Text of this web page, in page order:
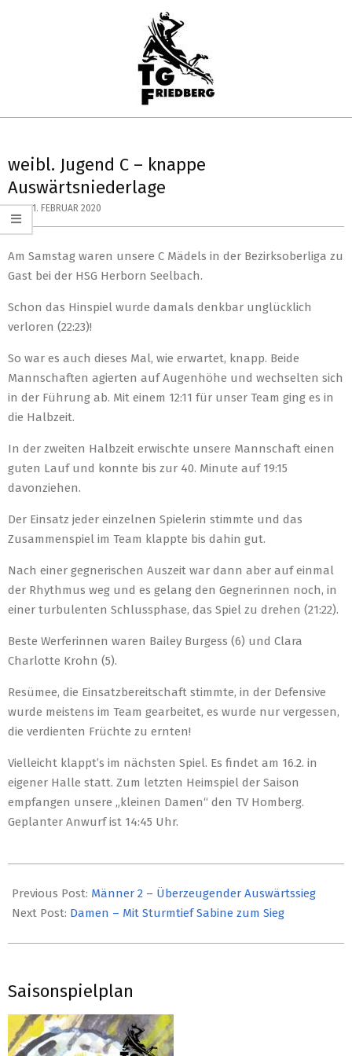
TG
HANDBALL
Menu
weibl. Jugend C – knappe
Auswärtsniederlage
ON: 11. FEBRUAR 2020
Am Samstag waren unsere C Mädels in der Bezirksoberliga zu
Gast bei der HSG Herborn Seelbach.
Schon das Hinspiel wurde damals denkbar unglücklich
verloren (22:23)!
So war es auch dieses Mal, wie erwartet, knapp. Beide
Mannschaften agierten auf Augenhöhe und wechselten sich
in der Führung ab. Mit einem 12:11 für unser Team ging es in
die Halbzeit.
In der zweiten Halbzeit erwischte unsere Mannschaft einen
guten Lauf und konnte bis zur 40. Minute auf 19:15
davonziehen.
Der Einsatz jeder einzelnen Spielerin stimmte und das
Zusammenspiel im Team klappte bis dahin gut.
Nach einer gegnerischen Auszeit war dann aber auf einmal
der Rhythmus weg und es gelang den Gegnerinnen noch, in
einer turbulenten Schlussphase, das Spiel zu drehen (21:22).
Beste Werferinnen waren Bailey Burgess (6) und Clara
Charlotte Krohn (5).
Resümee, die Einsatzbereitschaft stimmte, in der Defensive
wurde meistens im Team gearbeitet, es wurde nur vergessen,
die verdienten Früchte zu ernten!
Vielleicht klappt’s im nächsten Spiel. Es findet am 16.2. in
eigener Halle statt. Zum letzten Heimspiel der Saison
empfangen unsere „kleinen Damen“ den TV Homberg.
Geplanter Anwurf ist 14:45 Uhr.
02-
11
Previous Post: Männer 2 – Überzeugender Auswärtssieg
Next Post: Damen – Mit Sturmtief Sabine zum Sieg
Saisonspielplan